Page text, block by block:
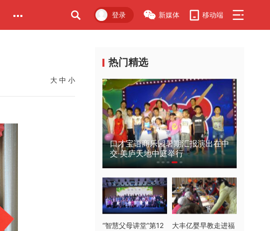
新媒体 移动端
登录
大 中 小
热门精选
语商乐园暑期汇报演出在中
庐天地中庭举行
亿婴早教感恩家长茶话会昨晚举行
“智慧父母讲堂”第12
大丰亿婴早教走进福